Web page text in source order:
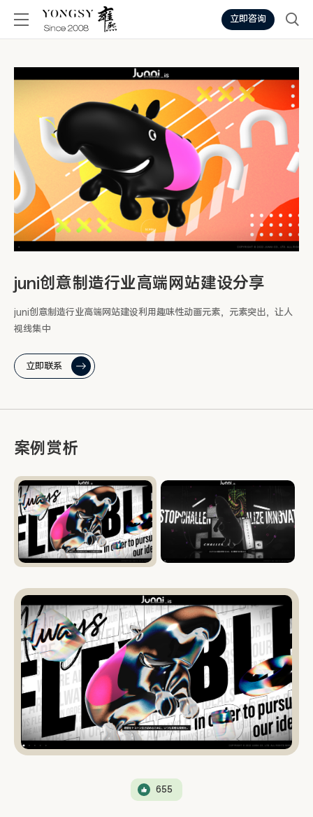
立即咨询
juni创意制造行业高端网站建设分享
juni创意制造行业高端网站建设利用趣味性动画元素，元素突出，让人
视线集中
立即联系
案例赏析
655